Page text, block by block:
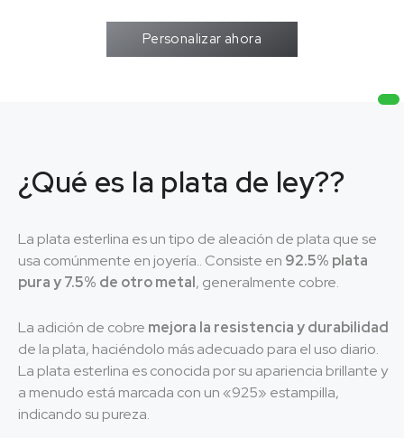
Personalizar ahora
¿Qué es la plata de ley??
La plata esterlina es un tipo de aleación de plata que se
usa comúnmente en joyería.. Consiste en 92.5% plata
puray 7.5% de otro metal, generalmente cobre.
La adición de cobre mejora la resistencia y durabilidad
de la plata, haciéndolo más adecuado para el uso diario.
La plata esterlina es conocida por su apariencia brillante y
a menudo está marcada con un «925» estampilla,
indicando su pureza.